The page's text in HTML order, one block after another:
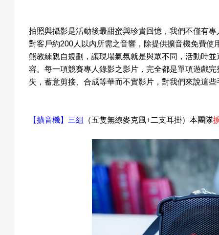
們
活
動
拍照與攝影是活動後最甜蜜與珍貴回憶，我們不僅有專
對客戶約200人以內所需之音響，除提供擴音機免費使
熊教練親自規劃，讓現場氣氛就是與眾不同，活動時
容。每一項競賽專人錄影之影片，完全都是單項遊戲
失，蓄意剪接、合成等華而不實影片，對我們來說這
【擴音機】三組
（五隻無線麥克風+二支耳掛）本團隊